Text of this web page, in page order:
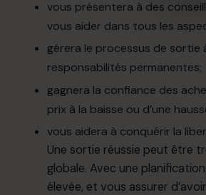
vous présentera à des
vous aider dans tous les
gérera le processus de sortie
responsabilités permanentes;
gagnera la confiance des
prix à la baisse ou d’une
vous aidera à conquérir la
Une sortie réussie peut être
globale. Avec une
élevée, et vous assurer